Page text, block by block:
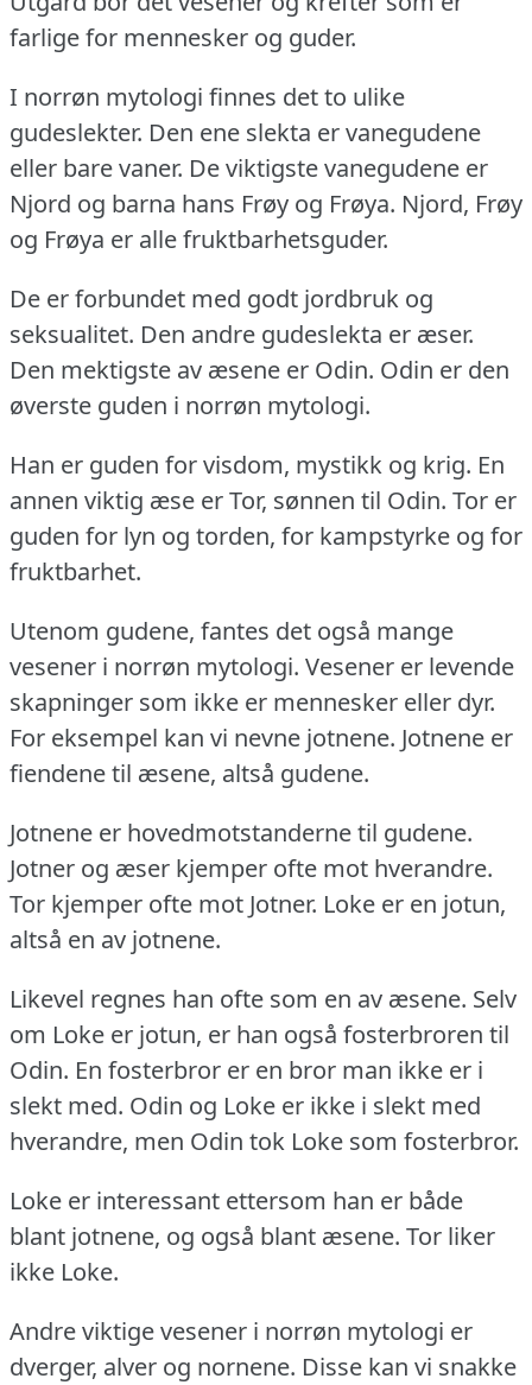
farlige for mennesker og guder.
I norrøn mytologi finnes det to ulike
gudeslekter. Den ene slekta er vanegudene
eller bare vaner. De viktigste vanegudene er
Njord og barna hans Frøy og Frøya. Njord, Frøy
og Frøya er alle fruktbarhetsguder.
De er forbundet med godt jordbruk og
seksualitet. Den andre gudeslekta er æser.
Den mektigste av æsene er Odin. Odin er den
øverste guden i norrøn mytologi.
Han er guden for visdom, mystikk og krig. En
annen viktig æse er Tor, sønnen til Odin. Tor er
guden for lyn og torden, for kampstyrke og for
fruktbarhet.
Utenom gudene, fantes det også mange
vesener i norrøn mytologi. Vesener er levende
skapninger som ikke er mennesker eller dyr.
For eksempel kan vi nevne jotnene. Jotnene er
fiendene til æsene, altså gudene.
Jotnene er hovedmotstanderne til gudene.
Jotner og æser kjemper ofte mot hverandre.
Tor kjemper ofte mot Jotner. Loke er en jotun,
altså en av jotnene.
Likevel regnes han ofte som en av æsene. Selv
om Loke er jotun, er han også fosterbroren til
Odin. En fosterbror er en bror man ikke er i
slekt med. Odin og Loke er ikke i slekt med
hverandre, men Odin tok Loke som fosterbror.
Loke er interessant ettersom han er både
blant jotnene, og også blant æsene. Tor liker
ikke Loke.
Andre viktige vesener i norrøn mytologi er
dverger, alver og nornene. Disse kan vi snakke